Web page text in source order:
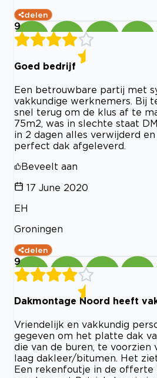
delen
9
Goed bedrijf
Een betrouwbare partij met
vakkundige werknemers. Bij
snel terug om de klus af te
75m2, was in slechte staat
in 2 dagen alles verwijderd
perfect dak afgeleverd.
Beveelt aan
17 June 2020
EH
Groningen
delen
9
Dakmontage Noord heeft
Vriendelijk en vakkundig
gegeven om het platte dak
die van de buren, te voorzien
laag dakleer/bitumen. Het
Een rekenfoutje in de offerte